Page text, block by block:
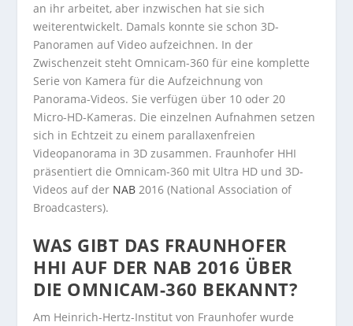
an ihr arbeitet, aber inzwischen hat sie sich
weiterentwickelt. Damals konnte sie schon 3D-
Panoramen auf Video aufzeichnen. In der
Zwischenzeit steht Omnicam-360 für eine komplette
Serie von Kamera für die Aufzeichnung von
Panorama-Videos. Sie verfügen über 10 oder 20
Micro-HD-Kameras. Die einzelnen Aufnahmen setzen
sich in Echtzeit zu einem parallaxenfreien
Videopanorama in 3D zusammen. Fraunhofer HHI
präsentiert die Omnicam-360 mit Ultra HD und 3D-
Videos auf der NAB 2016 (National Association of
Broadcasters).
WAS GIBT DAS FRAUNHOFER
HHI AUF DER NAB 2016 ÜBER
DIE OMNICAM-360 BEKANNT?
Am Heinrich-Hertz-Institut von Fraunhofer wurde